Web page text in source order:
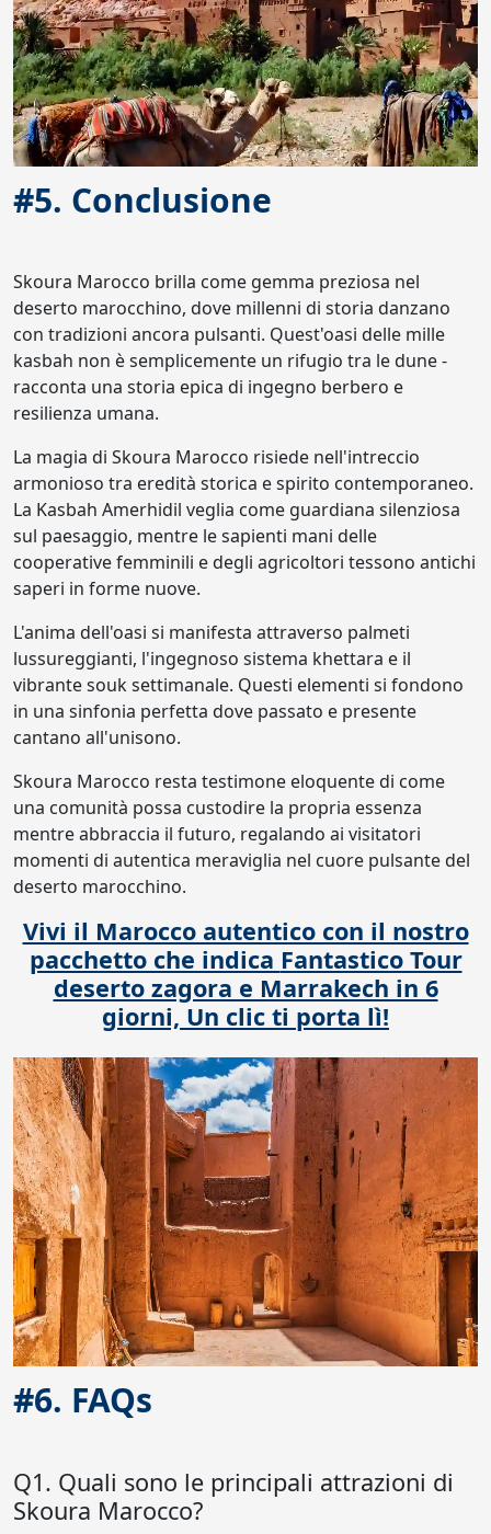
#5. Conclusione
Skoura Marocco brilla come gemma preziosa nel
deserto marocchino, dove millenni di storia danzano
con tradizioni ancora pulsanti. Quest'oasi delle mille
kasbah non è semplicemente un rifugio tra le dune -
racconta una storia epica di ingegno berbero e
resilienza umana.
La magia di Skoura Marocco risiede nell'intreccio
armonioso tra eredità storica e spirito contemporaneo.
La Kasbah Amerhidil veglia come guardiana silenziosa
sul paesaggio, mentre le sapienti mani delle
cooperative femminili e degli agricoltori tessono antichi
saperi in forme nuove.
L'anima dell'oasi si manifesta attraverso palmeti
lussureggianti, l'ingegnoso sistema khettara e il
vibrante souk settimanale. Questi elementi si fondono
in una sinfonia perfetta dove passato e presente
cantano all'unisono.
Skoura Marocco resta testimone eloquente di come
una comunità possa custodire la propria essenza
mentre abbraccia il futuro, regalando ai visitatori
momenti di autentica meraviglia nel cuore pulsante del
deserto marocchino.
Vivi il Marocco autentico con il nostro
pacchetto che indica Fantastico Tour
deserto zagora e Marrakech in 6
giorni, Un clic ti porta lì!
#6. FAQs
Q1. Quali sono le principali attrazioni di
Skoura Marocco?